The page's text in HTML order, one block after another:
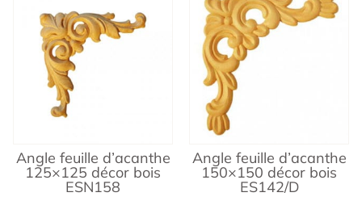
Angle feuille d’acanthe
125×125 décor bois
ESN158
Angle feuille d’acanthe
150×150 décor bois
ES142/D